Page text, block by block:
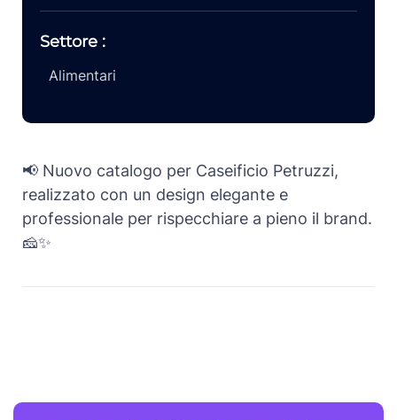
Settore :
Alimentari
📢 Nuovo catalogo per Caseificio Petruzzi,
realizzato con un design elegante e
professionale per rispecchiare a pieno il brand.
🧀✨